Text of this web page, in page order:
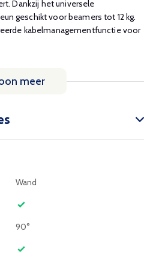
Dankzij het universele
geschikt voor beamers tot 12 kg.
kabelmanagementfunctie voor
meer
Wand
90°